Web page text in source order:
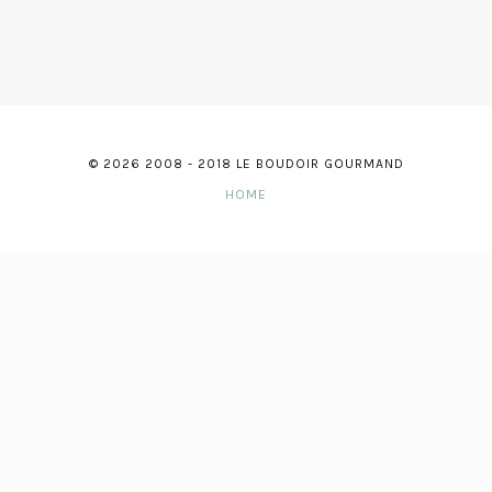
© 2026 2008 - 2018 LE BOUDOIR GOURMAND
HOME